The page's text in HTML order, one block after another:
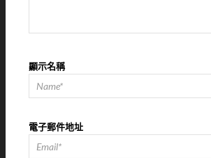
顯示名稱
電子郵件地址